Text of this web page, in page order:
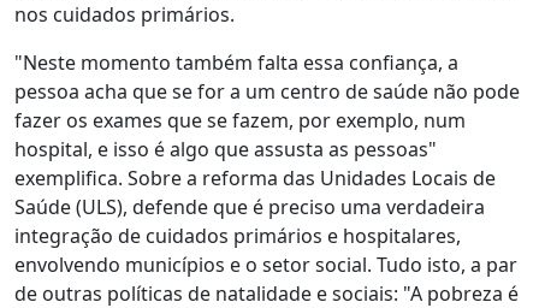
nos cuidados primários.
"Neste momento também falta essa confiança, a
pessoa acha que se for a um centro de saúde não pode
fazer os exames que se fazem, por exemplo, num
hospital, e isso é algo que assusta as pessoas"
exemplifica. Sobre a reforma das Unidades Locais de
Saúde (ULS), defende que é preciso uma verdadeira
integração de cuidados primários e hospitalares,
envolvendo municípios e o setor social. Tudo isto, a par
de outras políticas de natalidade e sociais: "A pobreza é